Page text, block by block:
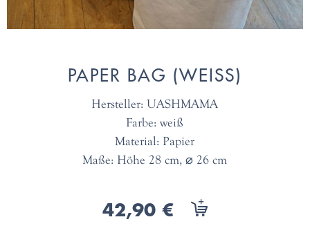
PAPER BAG (WEISS)
Hersteller: UASHMAMA
Farbe: weiß
Material: Papier
Maße: Höhe 28 cm, ⌀ 26 cm
42,90 €